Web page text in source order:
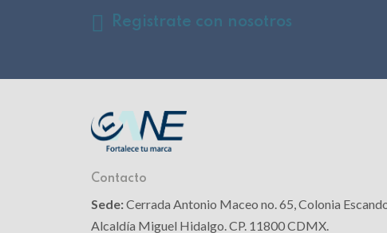
Registrate con nosotros
Contacto
Sede:Cerrada Antonio Maceo no. 65, Colonia
Alcaldía Miguel Hidalgo. CP. 11800 CDMX.